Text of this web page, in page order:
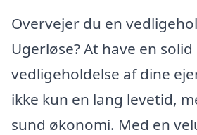
Overvejer du en
Ugerløse? At have en
vedligeholdelse af dine
ikke kun en lang levetid,
sund økonomi. Med en